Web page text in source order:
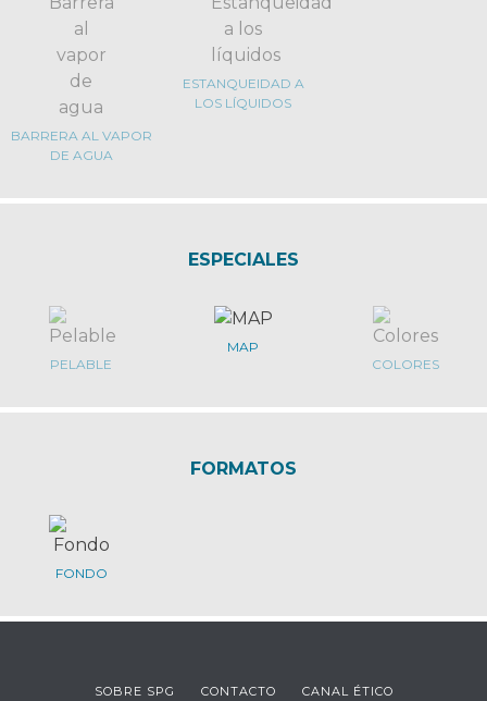
BARRERA AL VAPOR
DE AGUA
ESTANQUEIDAD A
LOS LÍQUIDOS
ESPECIALES
PELABLE
MAP
COLORES
FORMATOS
FONDO
SOBRE SPG CONTACTO CANAL ÉTICO